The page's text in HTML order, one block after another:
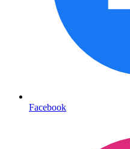
Facebook